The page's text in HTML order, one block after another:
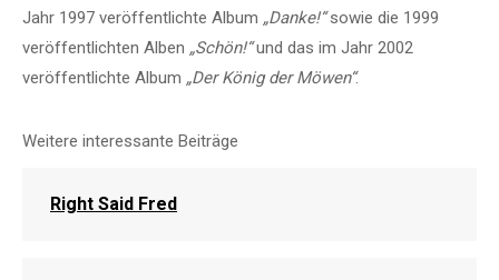
Jahr 1997 veröffentlichte Album „Danke!“sowie die 1999
veröffentlichten Alben „Schön!“und das im Jahr 2002
veröffentlichte Album „Der König der Möwen“.
Weitere interessante Beiträge
Right Said Fred